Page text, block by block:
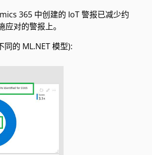
365 中创建的 IoT 警报已减少约
对的警报上。
的 ML.NET 模型):